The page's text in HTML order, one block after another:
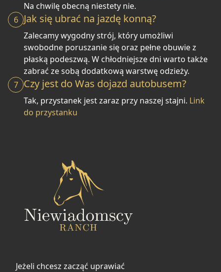
Na chwilę obecną niestety nie.
6 Jak się ubrać na jazdę konną?
Zalecamy wygodny strój, który umożliwi
swobodne poruszanie się oraz pełne obuwie z
płaską podeszwą. W chłodniejsze dni warto także
zabrać ze sobą dodatkową warstwę odzieży.
7 Czy jest do Was dojazd autobusem?
Tak, przystanek jest zaraz przy naszej stajni. Link
do przystanku
Jeżeli chcesz zacząć uprawiać